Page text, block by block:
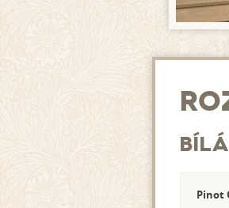
Pinot